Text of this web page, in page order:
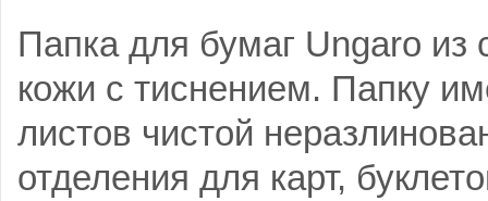
Папка для бумаг Ungaro из
кожи с тиснением. Папку
листов чистой
отделения для карт,